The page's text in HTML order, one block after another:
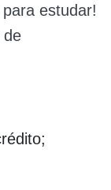
para estudar!
de